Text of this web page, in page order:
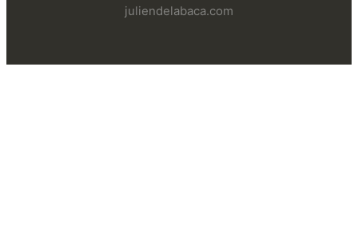
juliendelabaca.com